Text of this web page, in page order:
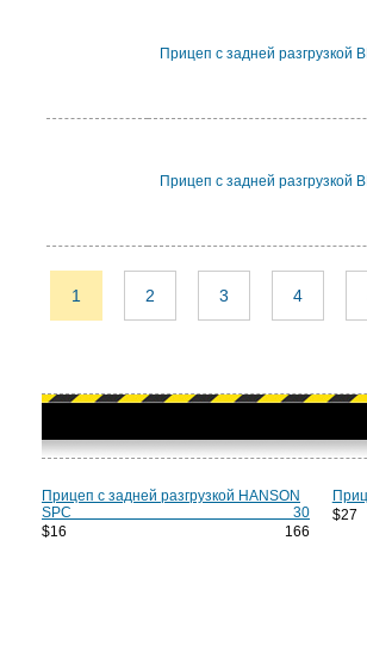
Прицеп с задней разгрузкой
Прицеп с задней разгрузкой
1 2 3 4
Прицеп с задней разгрузкой HANSON
SPC 30
$16 166